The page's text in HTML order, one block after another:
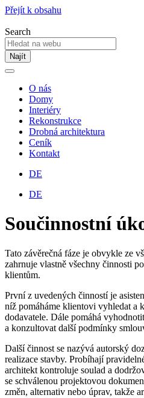
Přejít k obsahu
Search
Najít
O nás
Domy
Interiéry
Rekonstrukce
Drobná architektura
Ceník
Kontakt
DE
DE
Součinnostní
Tato závěrečná fáze je obvykle ze
zahrnuje vlastně všechny činnosti
klientům.
První z uvedených činností je
níž pomáháme klientovi vyhledat a
dodavatele. Dále pomáhá
a konzultovat další podmínky
Další činnost se nazývá autorský
realizace stavby. Probíhají
architekt kontroluje soulad a
se schválenou projektovou
změn, alternativ nebo úprav, takže